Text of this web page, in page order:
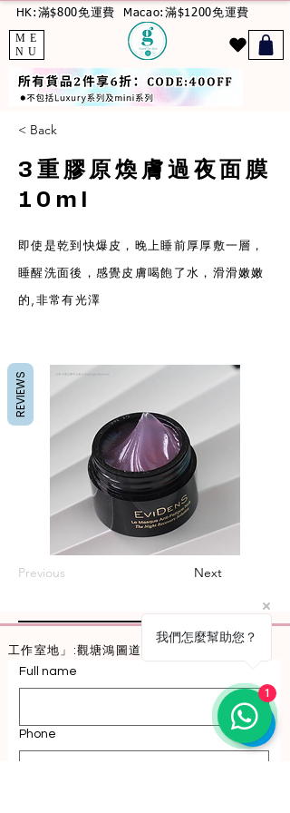
HK:滿$800免運費 Macao:滿$1200免運費
ME
NU
< Back
3重膠原煥膚過夜面膜
10ml
即使是乾到快爆皮，晚上睡前厚厚敷一層，
睡醒洗面後，感覺皮膚喝飽了水，滑滑嫩嫩
的,非常有光澤
Previous Next
工作室地」:觀塘鴻圖道50號寶冠大廈7/F A22
Full name
Phone
REVIEWS
我們怎麼幫助您？
1